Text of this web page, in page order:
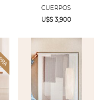
CUERPOS
U$S 3,900